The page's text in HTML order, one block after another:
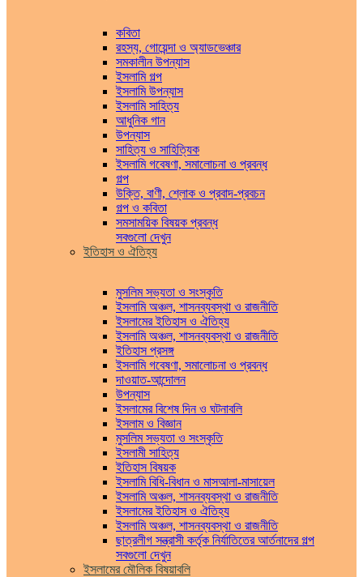
কবিতা
রহস্য, গোয়েন্দা ও অ্যাডভেঞ্চার
সমকালীন উপন্যাস
ইসলামি গল্প
ইসলামি উপন্যাস
ইসলামি সাহিত্য
আধুনিক গান
উপন্যাস
সাহিত্য ও সাহিত্যিক
ইসলামি গবেষণা, সমালোচনা ও প্রবন্ধ
গল্প
উক্তি, বাণী, শ্লোক ও প্রবাদ-প্রবচন
গল্প ও কবিতা
সমসাময়িক বিষয়ক প্রবন্ধ
সবগুলো দেখুন
ইতিহাস ও ঐতিহ্য
মুসলিম সভ্যতা ও সংস্কৃতি
ইসলামি অঞ্চল, শাসনব্যবস্থা ও রাজনীতি
ইসলামের ইতিহাস ও ঐতিহ্য
ইসলামি অঞ্চল, শাসনব্যবস্থা ও রাজনীতি
ইতিহাস প্রসঙ্গ
ইসলামি গবেষণা, সমালোচনা ও প্রবন্ধ
দাওয়াত-আন্দোলন
উপন্যাস
ইসলামের বিশেষ দিন ও ঘটনাবলি
ইসলাম ও বিজ্ঞান
মুসলিম সভ্যতা ও সংস্কৃতি
ইসলামী সাহিত্য
ইতিহাস বিষয়ক
ইসলামি বিধি-বিধান ও মাসআলা-মাসায়েল
ইসলামি অঞ্চল, শাসনব্যবস্থা ও রাজনীতি
ইসলামের ইতিহাস ও ঐতিহ্য
ইসলামি অঞ্চল, শাসনব্যবস্থা ও রাজনীতি
ছাত্রলীগ সন্ত্রাসী কর্তৃক নির্যাতিতের আর্তনাদের গল্প
সবগুলো দেখুন
ইসলামের মৌলিক বিষয়াবলি